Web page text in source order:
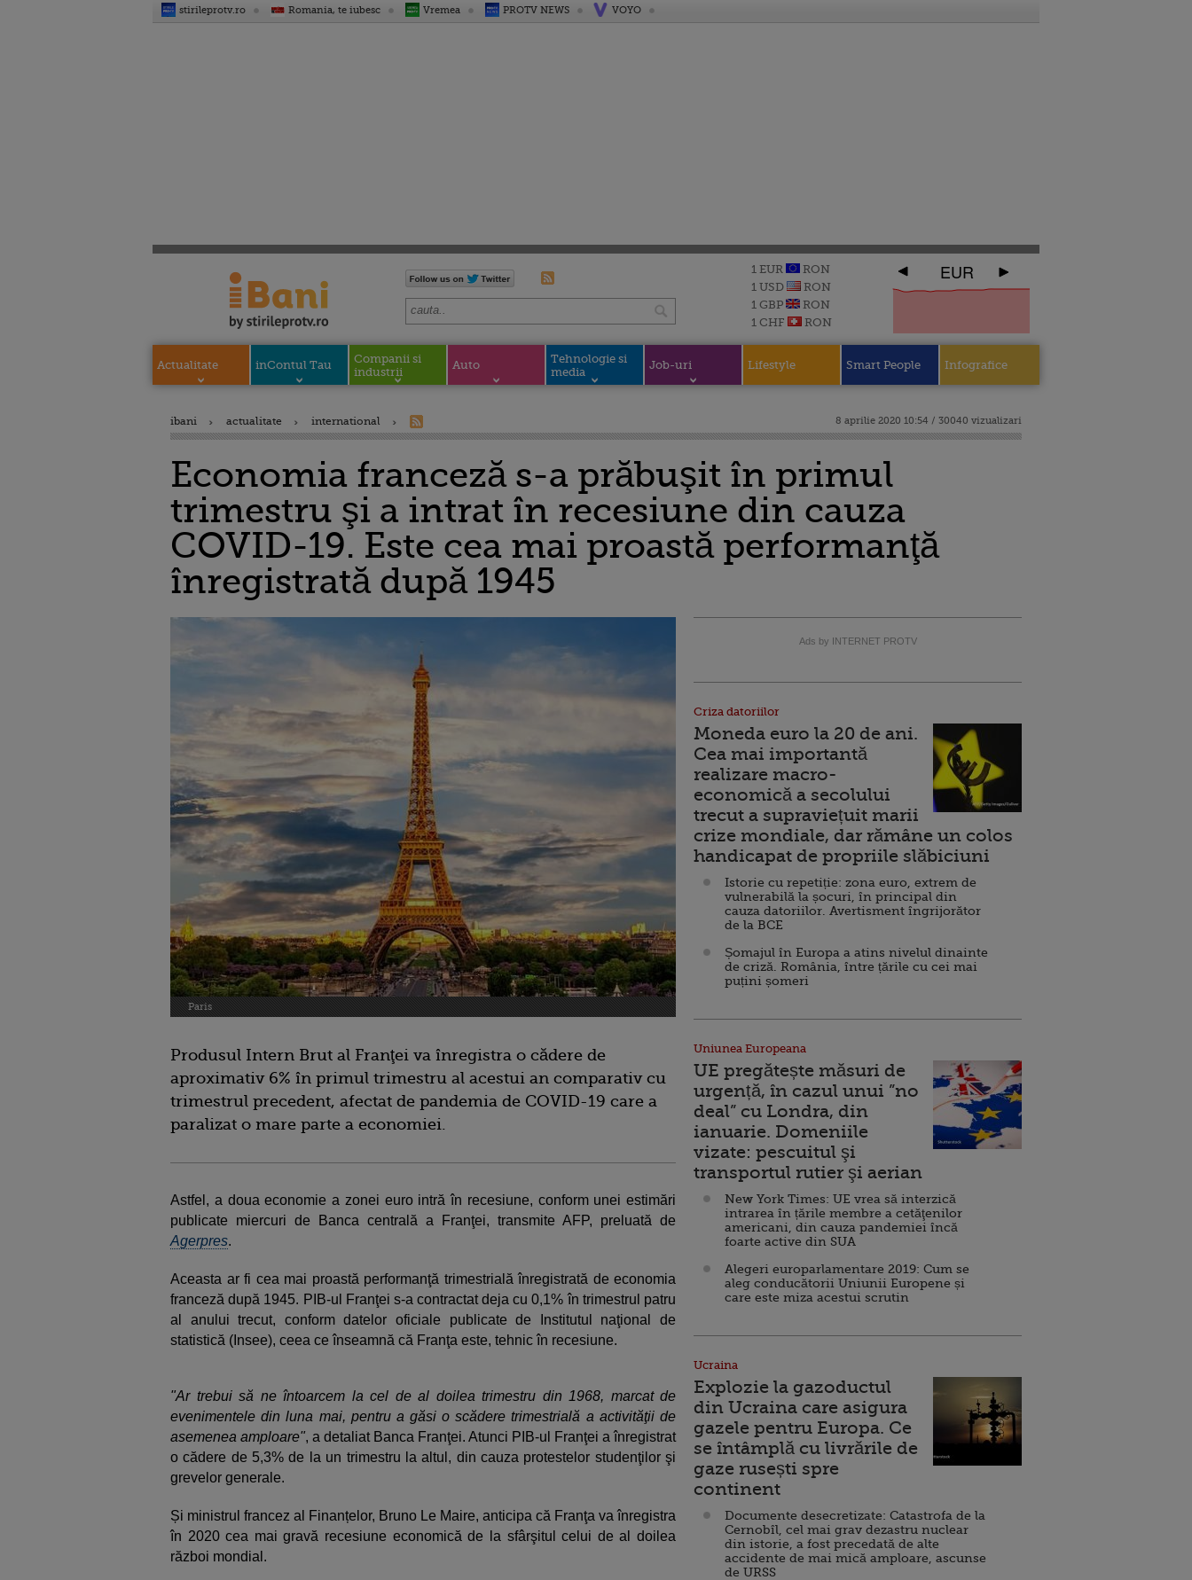
stirileprotv.ro Romania, te iubesc Vremea PROTV NEWS VOYO
1 EUR
RON
1 USD
RON
1 GBP
RON
1 CHF
RON
EUR
Actualitate inContul Tau
Companii si
industrii
Auto
Tehnologie si
media
Job-uri Lifestyle Smart People Infografice
ibani actualitate international 8 aprilie 2020 10:54 / 30040 vizualizari
Economia franceză s-a prăbuşit în primul
trimestru şi a intrat în recesiune din cauza
COVID-19. Este cea mai proastă performanţă
înregistrată după 1945
Paris
Produsul Intern Brut al Franţei va înregistra o cădere de
aproximativ 6% în primul trimestru al acestui an comparativ cu
trimestrul precedent, afectat de pandemia de COVID-19 care a
paralizat o mare parte a economiei.
Astfel, a doua economie a zonei euro intră în recesiune, conform unei estimări
publicate miercuri de Banca centrală a Franţei, transmite AFP, preluată de
Agerpres.
Aceasta ar fi cea mai proastă performanţă trimestrială înregistrată de economia
franceză după 1945. PIB-ul Franţei s-a contractat deja cu 0,1% în trimestrul patru
al anului trecut, conform datelor oficiale publicate de Institutul naţional de
statistică (Insee), ceea ce înseamnă că Franţa este, tehnic în recesiune.
"Ar trebui să ne întoarcem la cel de al doilea trimestru din 1968, marcat de
evenimentele din luna mai, pentru a găsi o scădere trimestrială a activităţii de
asemenea amploare", a detaliat Banca Franţei. Atunci PIB-ul Franţei a înregistrat
o cădere de 5,3% de la un trimestru la altul, din cauza protestelor studenţilor şi
grevelor generale.
Și ministrul francez al Finanțelor, Bruno Le Maire, anticipa că Franţa va înregistra
în 2020 cea mai gravă recesiune economică de la sfârşitul celui de al doilea
război mondial.
Ads by INTERNET PROTV
Criza datoriilor
Moneda euro la 20 de ani.
Cea mai importantă
realizare macro-
economică a secolului
trecut a supraviețuit marii
crize mondiale, dar rămâne un colos
handicapat de propriile slăbiciuni
Istorie cu repetiție: zona euro, extrem de
vulnerabilă la șocuri, în principal din
cauza datoriilor. Avertisment îngrijorător
de la BCE
Șomajul în Europa a atins nivelul dinainte
de criză. România, între țările cu cei mai
puțini șomeri
Uniunea Europeana
UE pregătește măsuri de
urgență, în cazul unui ”no
deal” cu Londra, din
ianuarie. Domeniile
vizate: pescuitul şi
transportul rutier şi aerian
New York Times: UE vrea să interzică
intrarea în țările membre a cetăţenilor
americani, din cauza pandemiei încă
foarte active din SUA
Alegeri europarlamentare 2019: Cum se
aleg conducătorii Uniunii Europene și
care este miza acestui scrutin
Ucraina
Explozie la gazoductul
din Ucraina care asigura
gazele pentru Europa. Ce
se întâmplă cu livrările de
gaze rusești spre
continent
Documente desecretizate: Catastrofa de la
Cernobîl, cel mai grav dezastru nuclear
din istorie, a fost precedată de alte
accidente de mai mică amploare, ascunse
de URSS